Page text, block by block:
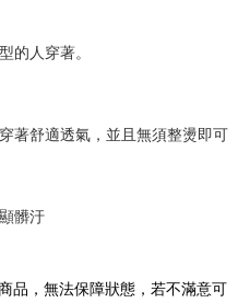
Mega International
Eastern International
Bank Komersial Pertama
Hwatai Bank
DBS Bank
的人穿著。
著舒適透氣，並且無須整燙即可
髒汙
品，無法保障狀態，若不滿意可